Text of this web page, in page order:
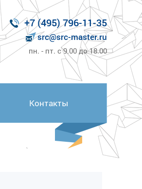
+7 (495) 796-11-35
src@src-master.ru
пн. - пт. с 9.00 до 18.00
Контакты